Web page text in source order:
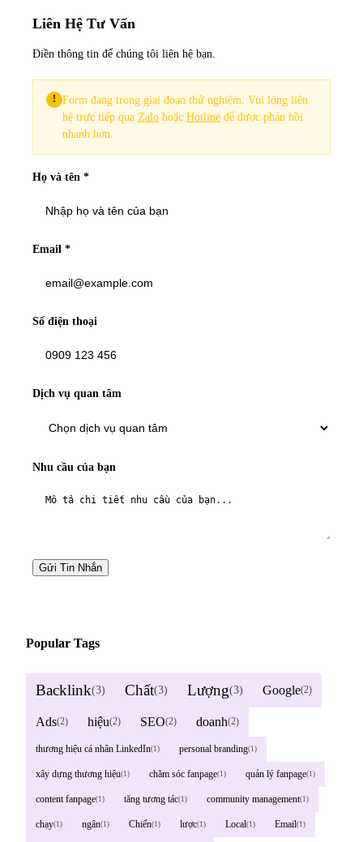
Liên Hệ Tư Vấn
Điền thông tin để chúng tôi liên hệ bạn.
!
Form đang trong giai đoạn thử nghiệm. Vui lòng liên
hệ trực tiếp qua Zalo hoặc Hotline để được phản hồi
nhanh hơn.
Họ và tên *
Email *
Số điện thoại
Dịch vụ quan tâm
Nhu cầu của bạn
Gửi Tin Nhắn
Popular Tags
Backlink(3) Chất(3) Lượng(3) Google(2)
Ads(2) hiệu(2) SEO(2) doanh(2)
thương hiệu cá nhân LinkedIn(1) personal branding(1)
xây dựng thương hiệu(1) chăm sóc fanpage(1) quản lý fanpage(1)
content fanpage(1) tăng tương tác(1) community management(1)
chạy(1) ngân(1) Chiến(1) lược(1) Local(1) Email(1)